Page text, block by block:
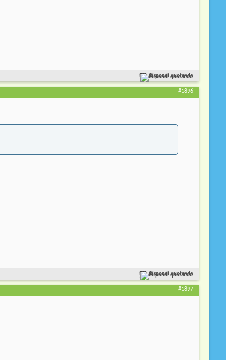
Rispondi quotando
#1896
Rispondi quotando
#1897